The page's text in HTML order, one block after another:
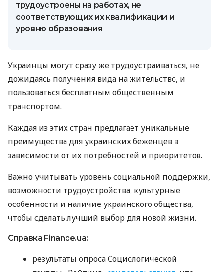
трудоустроены на работах, не
соответствующих их квалификации и
уровню образования
Украинцы могут сразу же трудоустраиваться, не
дожидаясь получения вида на жительство, и
пользоваться бесплатным общественным
транспортом.
Каждая из этих стран предлагает уникальные
преимущества для украинских беженцев в
зависимости от их потребностей и приоритетов.
Важно учитывать уровень социальной поддержки,
возможности трудоустройства, культурные
особенности и наличие украинского общества,
чтобы сделать лучший выбор для новой жизни.
Справка Finance.ua:
результаты опроса Социологической